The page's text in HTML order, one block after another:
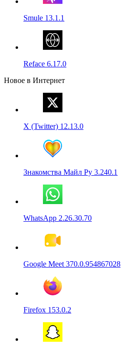
Smule 13.1.1
Reface 6.17.0
Новое в Интернет
X (Twitter) 12.13.0
Знакомства Майл Ру 3.240.1
WhatsApp 2.26.30.70
Google Meet 370.0.954867028
Firefox 153.0.2